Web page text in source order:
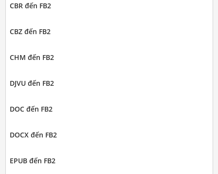
CBR đến FB2
CBZ đến FB2
CHM đến FB2
DJVU đến FB2
DOC đến FB2
DOCX đến FB2
EPUB đến FB2